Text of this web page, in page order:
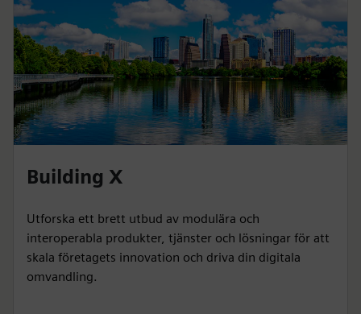
Building X
Utforska ett brett utbud av modulära och
interoperabla produkter, tjänster och lösningar för att
skala företagets innovation och driva din digitala
omvandling.